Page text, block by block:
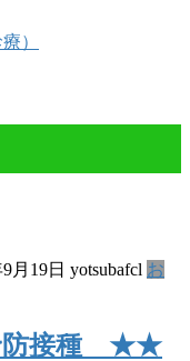
）
月19日 yotsubafcl お
防接種 ★★